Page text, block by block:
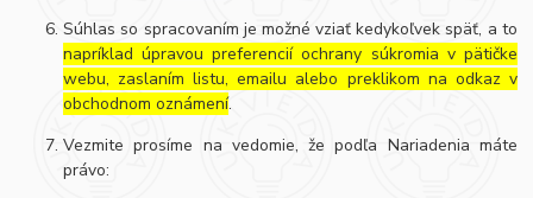
Súhlas so spracovaním je možné vziať kedykoľvek späť, a to
napríklad úpravou preferencií ochrany súkromia v pätičke
webu, zaslaním listu, emailu alebo preklikom na odkaz v
obchodnom oznámení.
Vezmite prosíme na vedomie, že podľa Nariadenia máte
právo: